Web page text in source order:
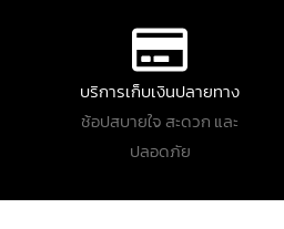
บริการเก็บเงินปลายทาง
ช้อปสบายใจ สะดวก และ
ปลอดภัย